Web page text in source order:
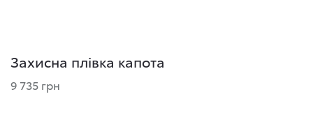
Захисна плівка капота
9 735 грн